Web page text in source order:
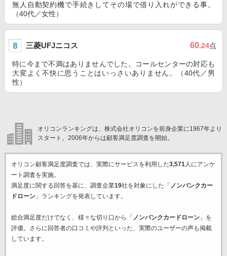
無人自動契約機で手続きしてその場で借り入れができる事。
（40代／女性）
三菱UFJニコス 60.24点
特に今まで不満はありませんでした。コールセンターの対応も
大変よく不快に思うことはいっさいありません。（40代／男
性）
オリコンランキングは、株式会社オリコンを前身企業に1967年より
スタート。2006年からは顧客満足度調査を開始。
オリコン顧客満足度調査では、実際にサービスを利用した3,571人にアンケ
ート調査を実施。
満足度に関する回答を基に、調査企業19社を対象にした「 ノンバンクカー
ドローン」ランキングを発表しています。
総合満足度だけでなく、様々な切り口から「 ノンバンクカードローン」を
評価。さらに回答者の口コミや評判といった、実際のユーザーの声も掲載
しています。